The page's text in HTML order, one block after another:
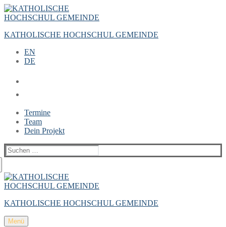
Zum
Inhalt
Menü
Schließen
KATHOLISCHE HOCHSCHUL GEMEINDE
EN
DE
Termine
Team
Dein Projekt
Suchen
nach:
KATHOLISCHE HOCHSCHUL GEMEINDE
Menü